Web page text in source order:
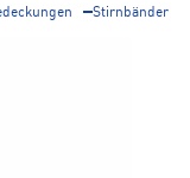
Stirnbänder